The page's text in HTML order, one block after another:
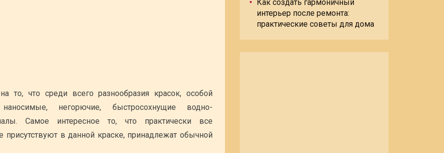
то, что среди всего разнообразия красок, особой
негорючие, быстросохнущие водно-
Самое интересное то, что практически все
присутствуют в данной краске, принадлежат обычной
Как создать гармоничный
интерьер после ремонта:
практические советы для дома